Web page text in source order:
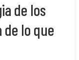
de los
de lo que